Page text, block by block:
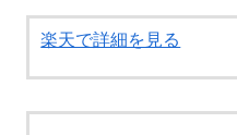
楽天で詳細を見る